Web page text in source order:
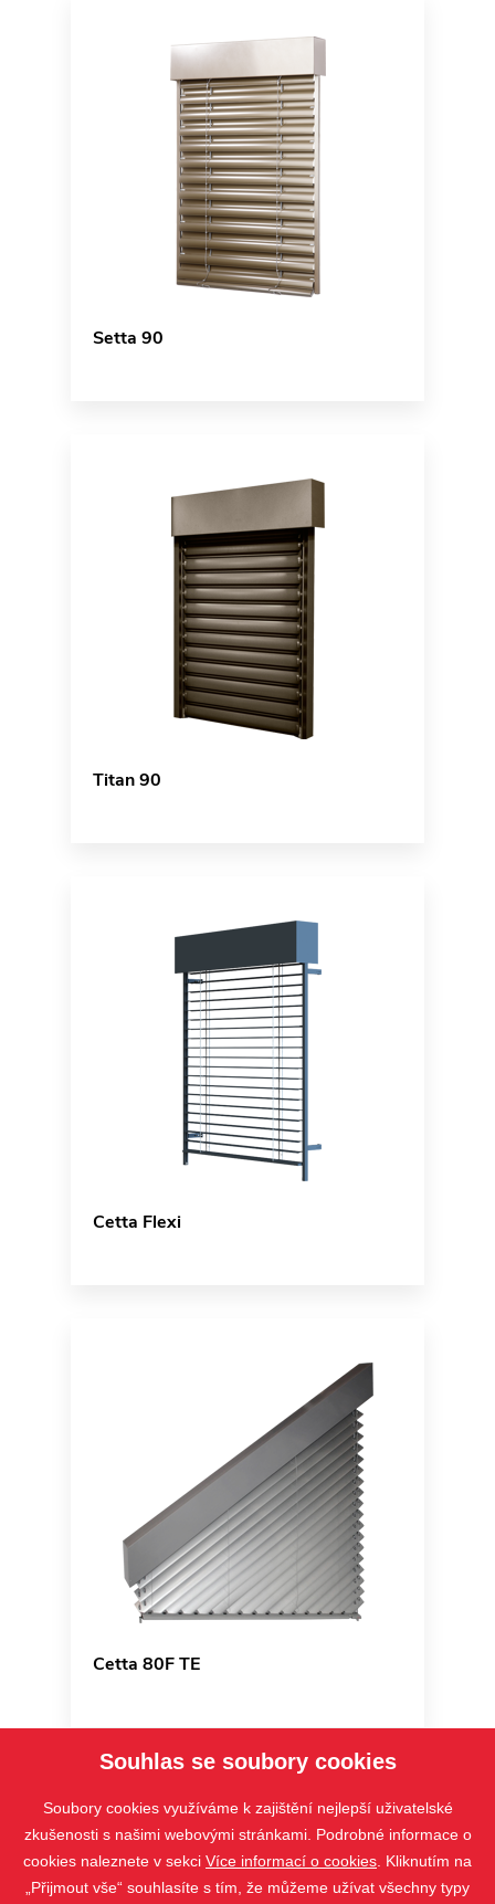
Setta 90
Titan 90
Cetta Flexi
Cetta 80F TE
Souhlas se soubory cookies
Soubory cookies využíváme k zajištění nejlepší uživatelské
zkušenosti s našimi webovými stránkami. Podrobné informace o
cookies naleznete v sekci Více informací o cookies . Kliknutím na
„Přijmout vše“ souhlasíte s tím, že můžeme užívat všechny typy